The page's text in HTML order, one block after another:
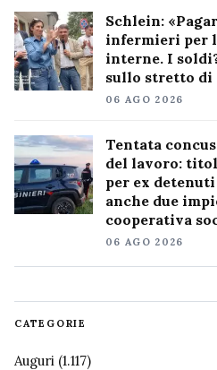
Schlein:
infermieri per
interne. I
sullo stretto di
06 AGO 2026
Tentata
del lavoro:
per ex
anche due
cooperativa
06 AGO 2026
CATEGORIE
Auguri (1.117)